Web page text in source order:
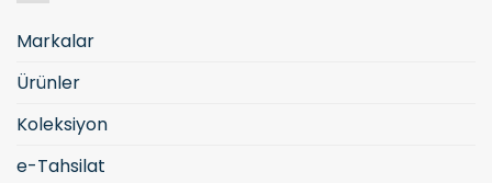
Markalar
Ürünler
Koleksiyon
e-Tahsilat